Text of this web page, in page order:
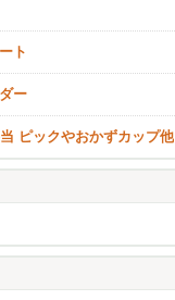
ト
ー
ピックやおかずカップ他